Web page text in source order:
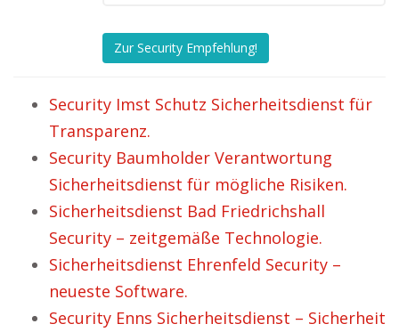
Zur Security Empfehlung!
Security Imst Schutz Sicherheitsdienst für
Transparenz.
Security Baumholder Verantwortung
Sicherheitsdienst für mögliche Risiken.
Sicherheitsdienst Bad Friedrichshall
Security – zeitgemäße Technologie.
Sicherheitsdienst Ehrenfeld Security –
neueste Software.
Security Enns Sicherheitsdienst – Sicherheit